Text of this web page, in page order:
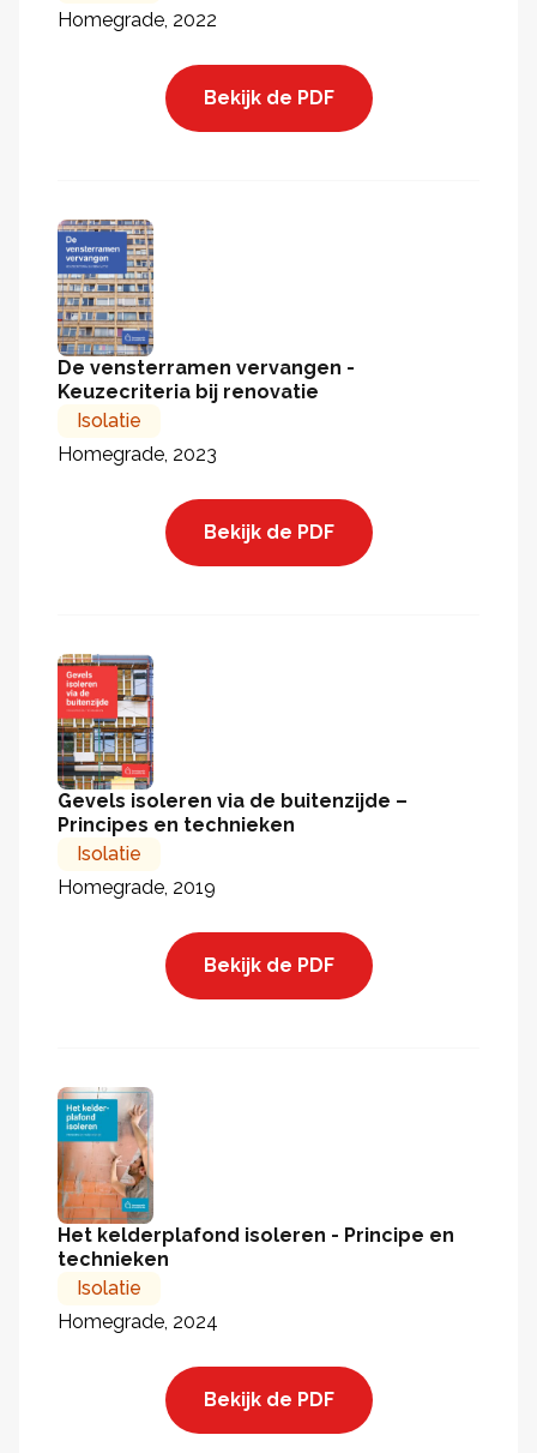
Homegrade, 2022
Bekijk de PDF
De vensterramen vervangen -
Keuzecriteria bij renovatie
Isolatie
Homegrade, 2023
Bekijk de PDF
Gevels isoleren via de buitenzijde –
Principes en technieken
Isolatie
Homegrade, 2019
Bekijk de PDF
Het kelderplafond isoleren - Principe en
technieken
Isolatie
Homegrade, 2024
Bekijk de PDF